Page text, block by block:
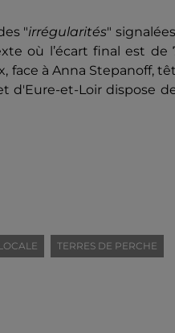
"irrégularités"
où l’écart final est de
face à Anna Stepanoff,
d'Eure-et-Loir dispose
TERRES DE PERCHE